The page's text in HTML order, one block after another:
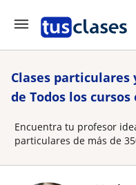
Clases
de Todos los
Encuentra tu profesor
particulares de más de